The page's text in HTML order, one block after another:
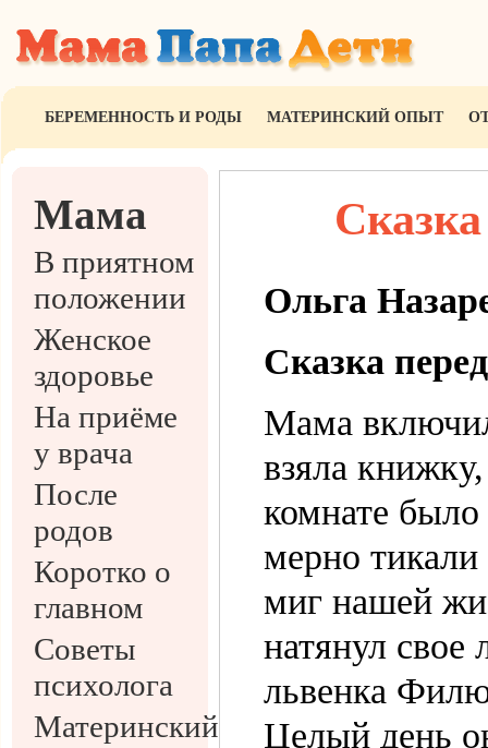
БЕРЕМЕННОСТЬ И РОДЫ МАТЕРИНСКИЙ ОПЫТ
Мама
В приятном
положении
Женское
здоровье
На приёме
у врача
После
родов
Коротко о
главном
Советы
психолога
Материнский
Ольга
Сказка
Мама
взяла
комнате
мерно
миг нашей
натянул
львенка
Целый день